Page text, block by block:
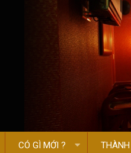
CÓ GÌ MỚI ?